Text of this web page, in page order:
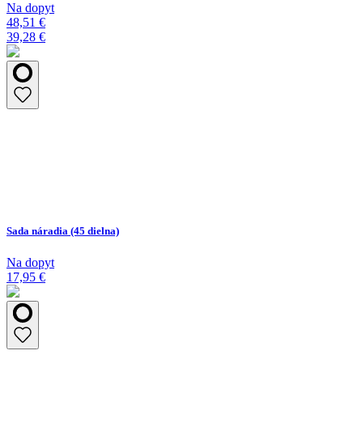
Na dopyt
48,51 €
39,28 €
Sada náradia (45 dielna)
Na dopyt
17,95 €